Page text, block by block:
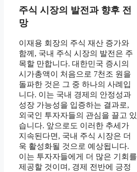
주식 시장의 발전과 향후 전
망
이재용 회장의 주식 재산 증가와
함께, 국내 주식 시장의 발전은 주
목할 만합니다. 대한민국 증시의
시가총액이 처음으로 7천조 원을
돌파한 것은 그 중 하나의 사례입
니다. 이는 국내 경제의 안정성과
성장 가능성을 입증하는 결과로,
외국인 투자자들의 관심을 끌고 있
습니다. 앞으로도 이러한 추세가
지속된다면, 국내 주식 시장은 더
욱 활성화될 것으로 예상됩니다.
이는 투자자들에게 더 많은 기회를
제공할 것이며, 경제 전반에 긍정